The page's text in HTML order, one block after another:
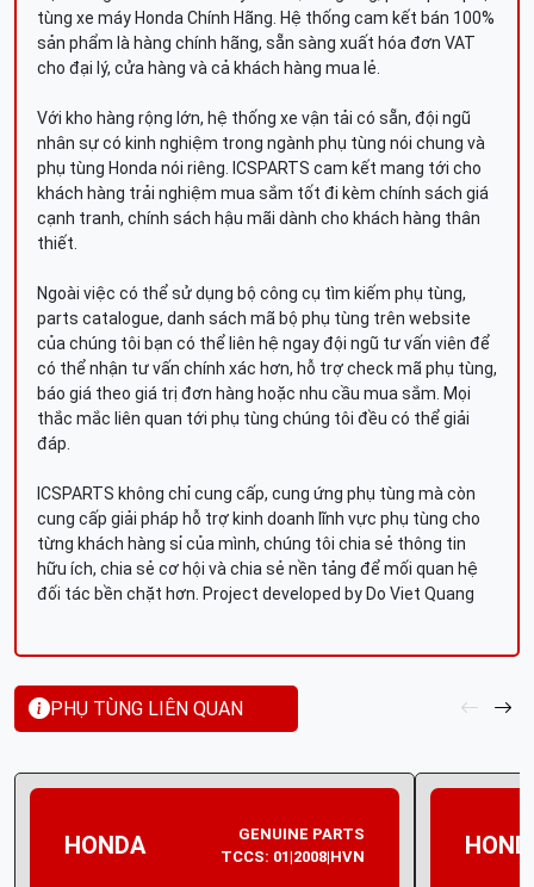
tùng xe máy Honda Chính Hãng. Hệ thống cam kết bán 100%
sản phẩm là hàng chính hãng, sẵn sàng xuất hóa đơn VAT
cho đại lý, cửa hàng và cả khách hàng mua lẻ.
Với kho hàng rộng lớn, hệ thống xe vận tải có sẵn, đội ngũ
nhân sự có kinh nghiệm trong ngành phụ tùng nói chung và
phụ tùng Honda nói riêng. ICSPARTS cam kết mang tới cho
khách hàng trải nghiệm mua sắm tốt đi kèm chính sách giá
cạnh tranh, chính sách hậu mãi dành cho khách hàng thân
thiết.
Ngoài việc có thể sử dụng bộ công cụ tìm kiếm phụ tùng,
parts catalogue, danh sách mã bộ phụ tùng trên website
của chúng tôi bạn có thể liên hệ ngay đội ngũ tư vấn viên để
có thể nhận tư vấn chính xác hơn, hỗ trợ check mã phụ tùng,
báo giá theo giá trị đơn hàng hoặc nhu cầu mua sắm. Mọi
thắc mắc liên quan tới phụ tùng chúng tôi đều có thể giải
đáp.
ICSPARTS không chỉ cung cấp, cung ứng phụ tùng mà còn
cung cấp giải pháp hỗ trợ kinh doanh lĩnh vực phụ tùng cho
từng khách hàng sỉ của mình, chúng tôi chia sẻ thông tin
hữu ích, chia sẻ cơ hội và chia sẻ nền tảng để mối quan hệ
đối tác bền chặt hơn. Project developed by Do Viet Quang
PHỤ TÙNG LIÊN QUAN
HONDA
GENUINE PARTS
TCCS: 01|2008|HVN